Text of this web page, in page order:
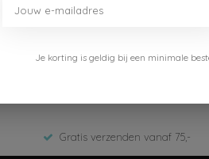
Gratis verzenden vanaf 75,-
Je korting is geldig bij een minimale